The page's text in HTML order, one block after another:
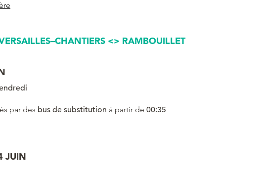
<> RAMBOUILLET
par des bus de substitution à partir de00:35
JUIN